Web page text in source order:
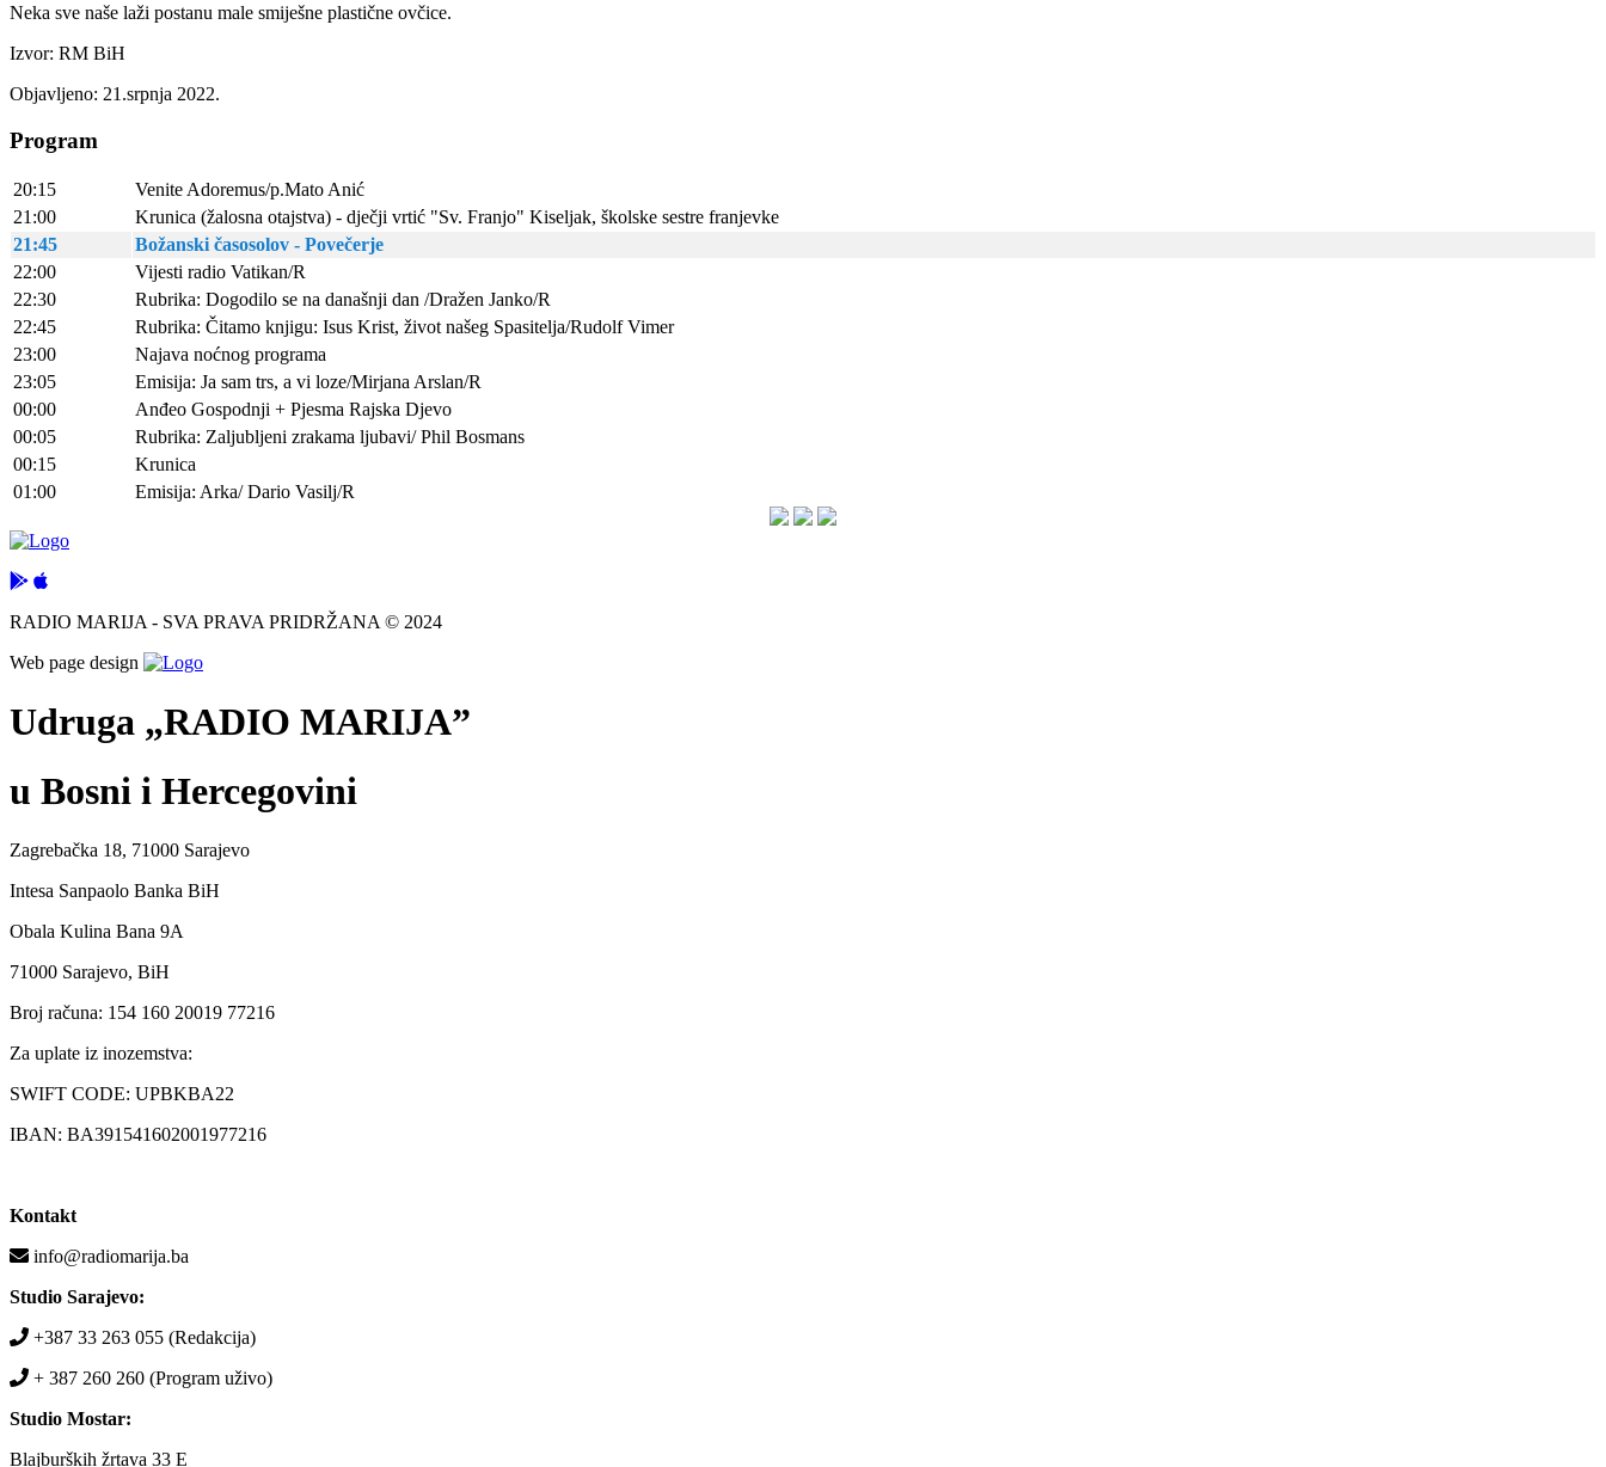
Neka sve naše laži postanu male smiješne plastične ovčice.
Izvor: RM BiH
Objavljeno: 21.srpnja 2022.
Program
20:15
Venite Adoremus/p.Mato Anić
21:00
Krunica (žalosna otajstva) - dječji vrtić "Sv. Franjo" Kiseljak, školske sestre franjevke
21:45
Božanski časosolov - Povečerje
22:00
Vijesti radio Vatikan/R
22:30
Rubrika: Dogodilo se na današnji dan /Dražen Janko/R
22:45
Rubrika: Čitamo knjigu: Isus Krist, život našeg Spasitelja/Rudolf Vimer
23:00
Najava noćnog programa
23:05
Emisija: Ja sam trs, a vi loze/Mirjana Arslan/R
00:00
Anđeo Gospodnji + Pjesma Rajska Djevo
00:05
Rubrika: Zaljubljeni zrakama ljubavi/ Phil Bosmans
00:15
Krunica
01:00
Emisija: Arka/ Dario Vasilj/R
RADIO MARIJA - SVA PRAVA PRIDRŽANA © 2024
Web page design
Udruga „RADIO MARIJA”
u Bosni i Hercegovini
Zagrebačka 18, 71000 Sarajevo
Intesa Sanpaolo Banka BiH
Obala Kulina Bana 9A
71000 Sarajevo, BiH
Broj računa: 154 160 20019 77216
Za uplate iz inozemstva:
SWIFT CODE: UPBKBA22
IBAN: BA391541602001977216
Kontakt
info@radiomarija.ba
Studio Sarajevo:
+387 33 263 055 (Redakcija)
+ 387 260 260 (Program uživo)
Studio Mostar:
Blajburških žrtava 33 E